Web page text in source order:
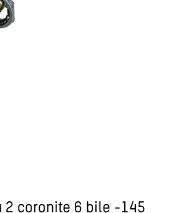
2 coronițe 6 bile -145